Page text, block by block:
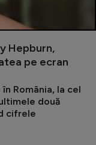
Hepburn,
pe ecran
România, la cel
două
cifrele